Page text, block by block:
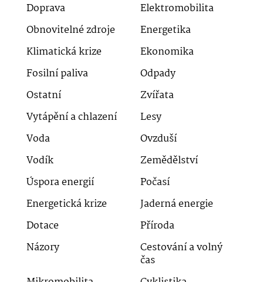
Doprava
Elektromobilita
Obnovitelné zdroje
Energetika
Klimatická krize
Ekonomika
Fosilní paliva
Odpady
Ostatní
Zvířata
Vytápění a chlazení
Lesy
Voda
Ovzduší
Vodík
Zemědělství
Úspora energií
Počasí
Energetická krize
Jaderná energie
Dotace
Příroda
Názory
Cestování a volný
čas